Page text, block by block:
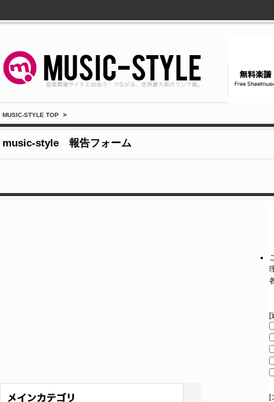
MUSIC-STYLE TOP >
music-style 報告フォーム
[
[